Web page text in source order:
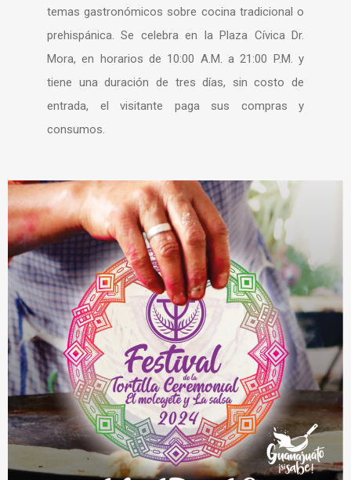
temas gastronómicos sobre cocina tradicional o
prehispánica. Se celebra en la Plaza Cívica Dr.
Mora, en horarios de 10:00 A.M. a 21:00 P.M. y
tiene una duración de tres días, sin costo de
entrada, el visitante paga sus compras y
consumos.